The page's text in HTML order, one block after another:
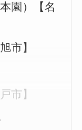
園）【名
市】
市】